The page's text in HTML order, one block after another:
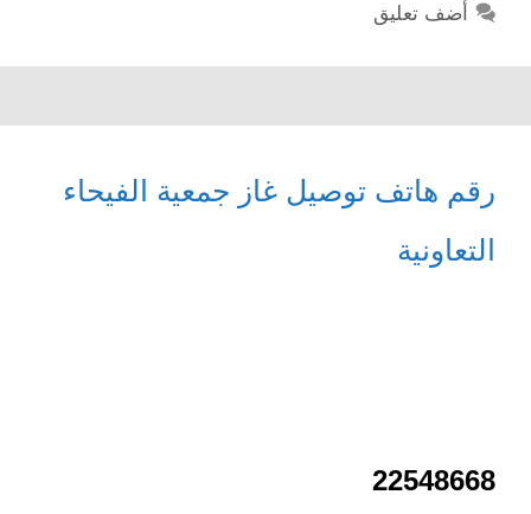
أضف تعليق
رقم هاتف توصيل غاز جمعية الفيحاء
التعاونية
22548668